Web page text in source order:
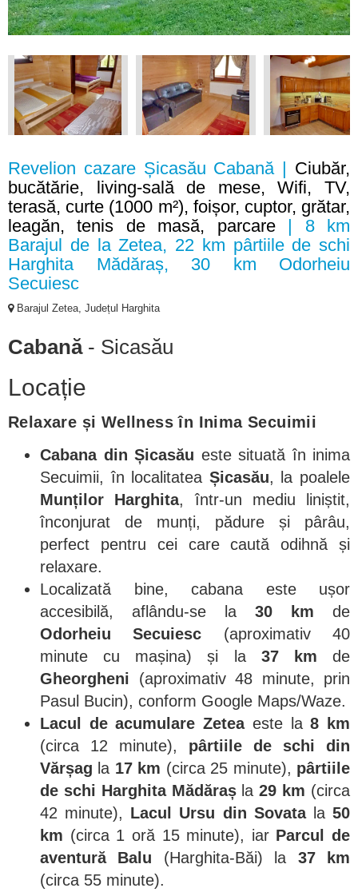
Revelion cazare Șicasău Cabană | Ciubăr,
bucătărie, living-sală de mese, Wifi, TV,
terasă, curte (1000 m²), foișor, cuptor, grătar,
leagăn, tenis de masă, parcare| 8 km
Barajul de la Zetea, 22 km pârtiile de schi
Harghita Mădăraș, 30 km Odorheiu
Secuiesc
Barajul Zetea, Județul Harghita
Cabană- Sicasău
Locație
Relaxare și Wellness în Inima Secuimii
Cabana din Șicasău este situată în inima
Secuimii, în localitatea Șicasău, la poalele
Munților Harghita, într-un mediu liniștit,
înconjurat de munți, pădure și pârâu,
perfect pentru cei care caută odihnă și
relaxare.
Localizată bine, cabana este ușor
accesibilă, aflându-se la 30 km de
Odorheiu Secuiesc (aproximativ 40
minute cu mașina) și la 37 km de
Gheorgheni (aproximativ 48 minute, prin
Pasul Bucin), conform Google Maps/Waze.
Lacul de acumulare Zeteaeste la8 km
(circa 12 minute), pârtiile de schi din
Vărșag la 17 km (circa 25 minute), pârtiile
de schi Harghita Mădărașla29 km (circa
42 minute), Lacul Ursu din Sovatala50
km (circa 1 oră 15 minute), iar Parcul de
aventură Balu (Harghita-Băi) la 37 km
(circa 55 minute).